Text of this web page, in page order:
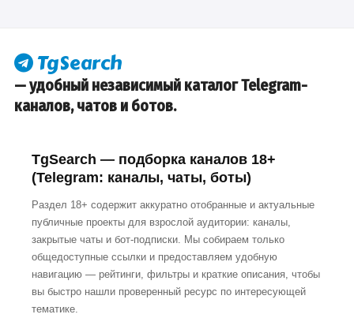
— удобный независимый каталог Telegram-
каналов, чатов и ботов.
TgSearch — подборка каналов 18+
(Telegram: каналы, чаты, боты)
Раздел 18+ содержит аккуратно отобранные и актуальные
публичные проекты для взрослой аудитории: каналы,
закрытые чаты и бот-подписки. Мы собираем только
общедоступные ссылки и предоставляем удобную
навигацию — рейтинги, фильтры и краткие описания, чтобы
вы быстро нашли проверенный ресурс по интересующей
тематике.